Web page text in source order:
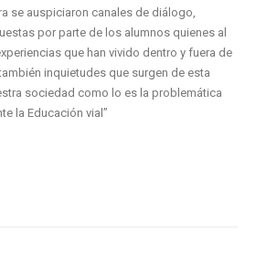
se auspiciaron canales de diálogo,
por parte de los alumnos quienes al
que han vivido dentro y fuera de
inquietudes que surgen de esta
sociedad como lo es la problemática
la Educación vial”